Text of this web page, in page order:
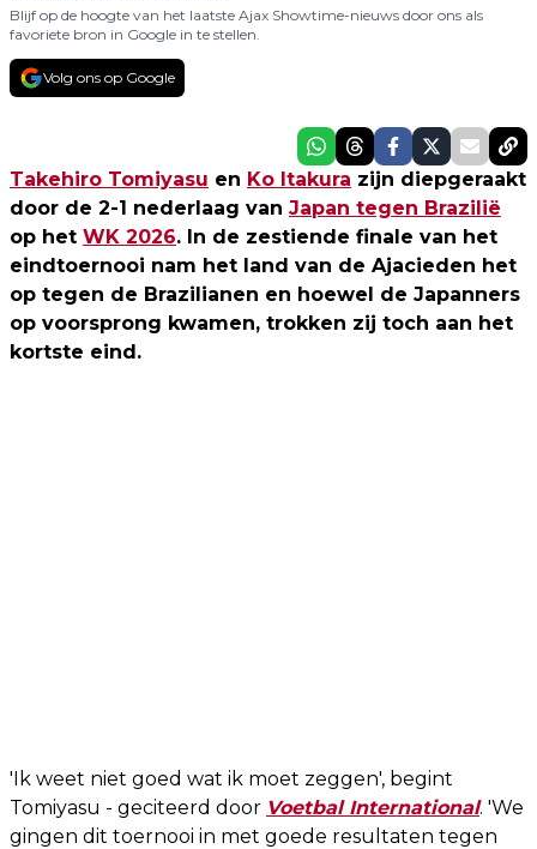
Blijf op de hoogte van het laatste Ajax Showtime-nieuws door ons als
favoriete bron in Google in te stellen.
Volg ons op Google
Takehiro Tomiyasu en Ko Itakura zijn diepgeraakt
door de 2-1 nederlaag van Japan tegen Brazilië
op het WK 2026. In de zestiende finale van het
eindtoernooi nam het land van de Ajacieden het
op tegen de Brazilianen en hoewel de Japanners
op voorsprong kwamen, trokken zij toch aan het
kortste eind.
'Ik weet niet goed wat ik moet zeggen', begint
Tomiyasu - geciteerd door Voetbal International. 'We
gingen dit toernooi in met goede resultaten tegen